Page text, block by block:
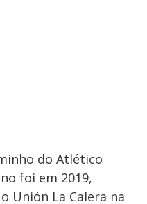
do Atlético
foi em 2019,
Unión La Calera na